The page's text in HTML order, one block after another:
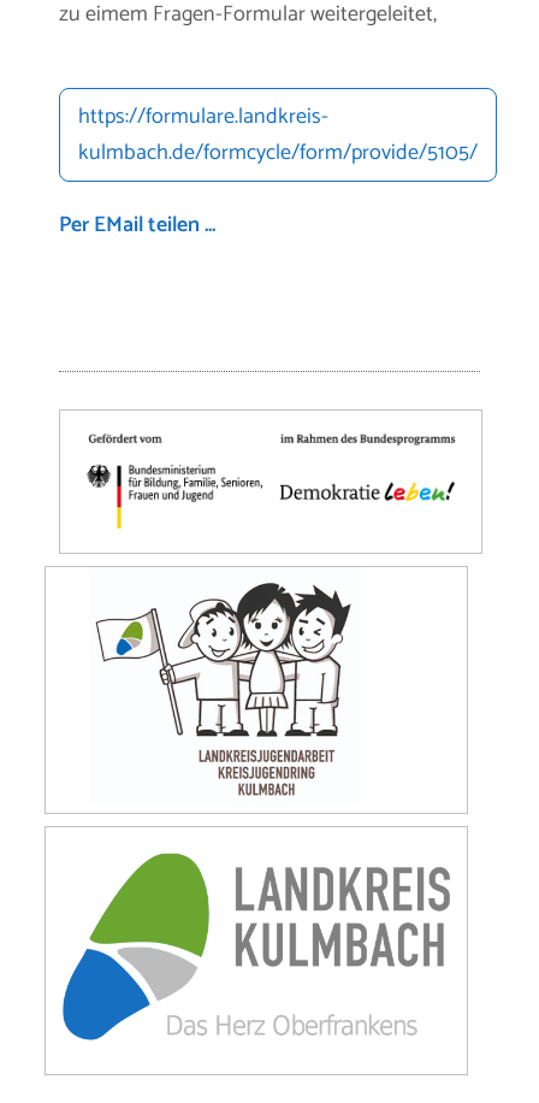
zu eimem Fragen-Formular weitergeleitet,
https://formulare.landkreis-
kulmbach.de/formcycle/form/provide/5105/
Per EMail teilen ...